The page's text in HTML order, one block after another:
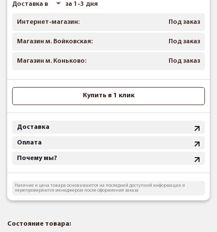
Доставка в за 1-3 дня
Интернет-магазин: Под заказ
Магазин м. Войковская: Под заказ
Магазин м. Коньково: Под заказ
Купить в 1 клик
Доставка
Оплата
Почему мы?
Наличие и цена товара основываются на последней доступной информации и
перепроверяются менеджером после оформления заказа
Состояние товара: